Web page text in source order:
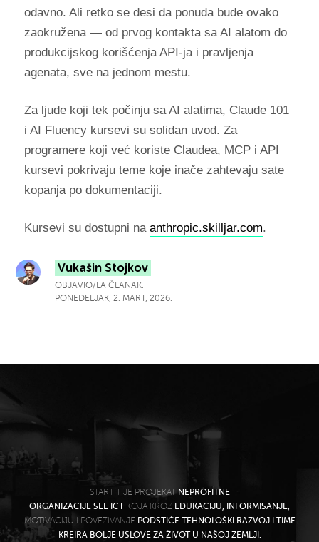
odavno. Ali retko se desi da ponuda bude ovako
zaokružena — od prvog kontakta sa AI alatom do
produkcijskog korišćenja API-ja i pravljenja
agenata, sve na jednom mestu.
Za ljude koji tek počinju sa AI alatima, Claude 101
i AI Fluency kursevi su solidan uvod. Za
programere koji već koriste Claudea, MCP i API
kursevi pokrivaju teme koje inače zahtevaju sate
kopanja po dokumentaciji.
Kursevi su dostupni na anthropic.skilljar.com.
Vukašin Stojkov
OBJAVIO/LA ČLANAK.
PONEDELJAK, 2. MART, 2026.
STARTIT JE PROJEKAT NEPROFITNE
ORGANIZACIJE SEE ICTKOJA KROZ EDUKACIJU, INFORMISANJE,
MOTIVACIJU I POVEZIVANJE PODSTIČE TEHNOLOŠKI RAZVOJ I TIME
KREIRA BOLJE USLOVE ZA ŽIVOT U NAŠOJ ZEMLJI.